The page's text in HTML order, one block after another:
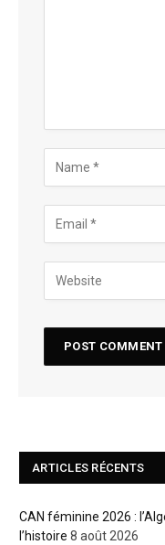
ARTICLES RÉCENTS
CAN féminine 2026 :
l’histoire 8 août 2026